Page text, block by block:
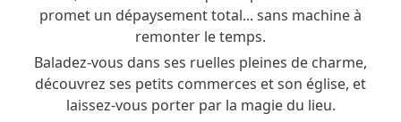
promet un dépaysement total... sans machine à
remonter le temps.
Baladez-vous dans ses ruelles pleines de charme,
découvrez ses petits commerces et son église, et
laissez-vous porter par la magie du lieu.